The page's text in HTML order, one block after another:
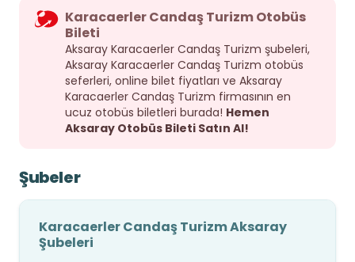
Karacaerler Candaş Turizm Otobüs
Bileti
Aksaray Karacaerler Candaş Turizm şubeleri,
Aksaray Karacaerler Candaş Turizm otobüs
seferleri, online bilet fiyatları ve Aksaray
Karacaerler Candaş Turizm firmasının en
ucuz otobüs biletleri burada! Hemen
Aksaray Otobüs Bileti Satın Al!
Şubeler
Karacaerler Candaş Turizm Aksaray
Şubeleri